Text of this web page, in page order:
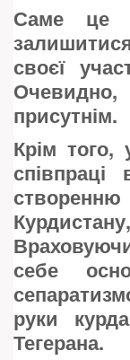
Саме це
своєї
присутнім.
Крім того,
себе
руки
Тегерана.